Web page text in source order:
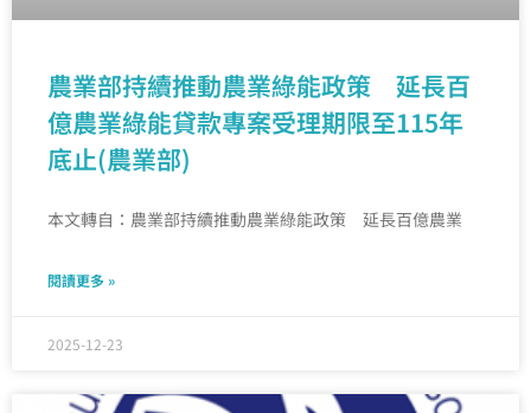
農業部持續推動農業綠能政策 延長百
億農業綠能貸款專案受理期限至115年
底止(農業部)
本文轉自：農業部持續推動農業綠能政策 延長百億農業
閱讀更多 »
2025-12-23